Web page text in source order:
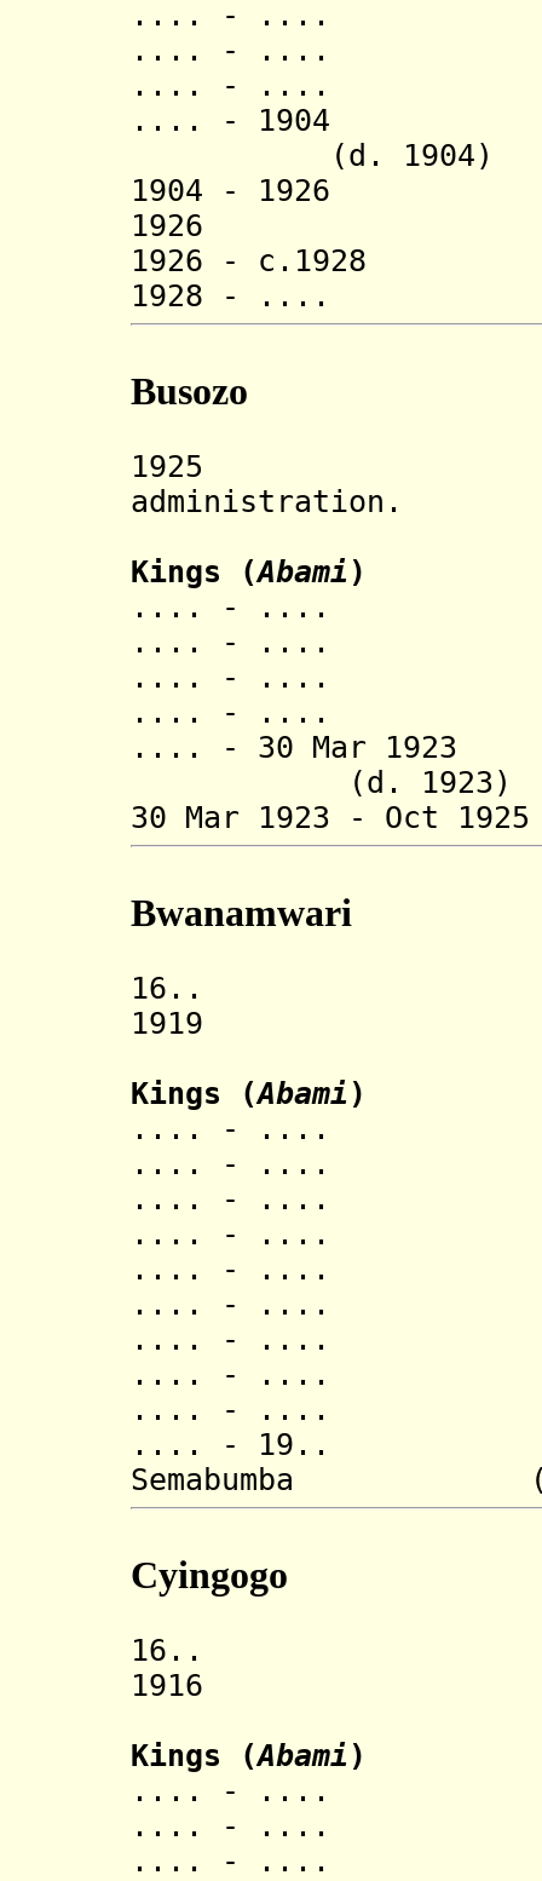
.... - ....
.... - ....
.... - ....
.... - 1904
(d. 1904)
1904 - 1926
1926
1926 -
1928 - ....
Busozo
1925
administration.
Kings (Abami )
.... - ....
.... - ....
.... - ....
.... - ....
.... - 30
(d. 1923)
30 Mar 1923 - Oct
Bwanamwari
16..
1919
Kings (Abami )
.... - ....
.... - ....
.... - ....
.... - ....
.... - ....
.... - ....
.... - ....
.... - ....
.... - ....
.... - 19..
Semabumba
Cyingogo
16..
1916
Kings (Abami )
.... - ....
.... - ....
.... - ....